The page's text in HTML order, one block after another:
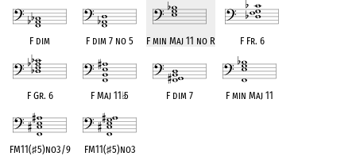
F dim F dim 7 no 5 F min Maj 11 no R F Fr. 6
F Gr. 6 F Maj 11♭5 F dim 7 F min Maj 11
FM11(♯5)no3/9 FM11(♯5)no3